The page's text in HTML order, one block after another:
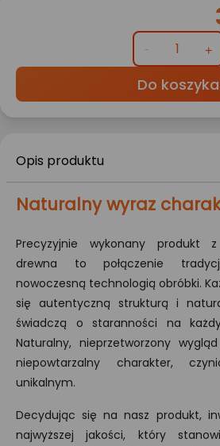
Do koszyka
Opis produktu
Naturalny wyraz
Precyzyjnie wykonany produkt
drewna to połączenie
nowoczesną technologią obróbki.
się autentyczną strukturą i
świadczą o staranności na
Naturalny, nieprzetworzony
niepowtarzalny charakter,
unikalnym.
Decydując się na nasz produkt,
najwyższej jakości, który